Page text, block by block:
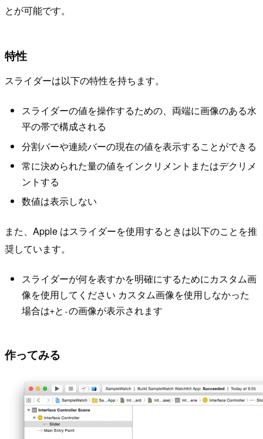
とが可能です。
特性
スライダーは以下の特性を持ちます。
スライダーの値を操作するための、両端に画像のある水
平の帯で構成される
分割バーや連続バーの現在の値を表示することができる
常に決められた量の値をインクリメントまたはデクリメ
ントする
数値は表示しない
また、Apple はスライダーを使用するときは以下のことを推
奨しています。
スライダーが何を表すかを明確にするためにカスタム画
像を使用してください カスタム画像を使用しなかった
場合は+と -の画像が表示されます
作ってみる